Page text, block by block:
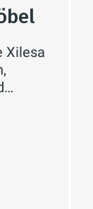
Xilesa